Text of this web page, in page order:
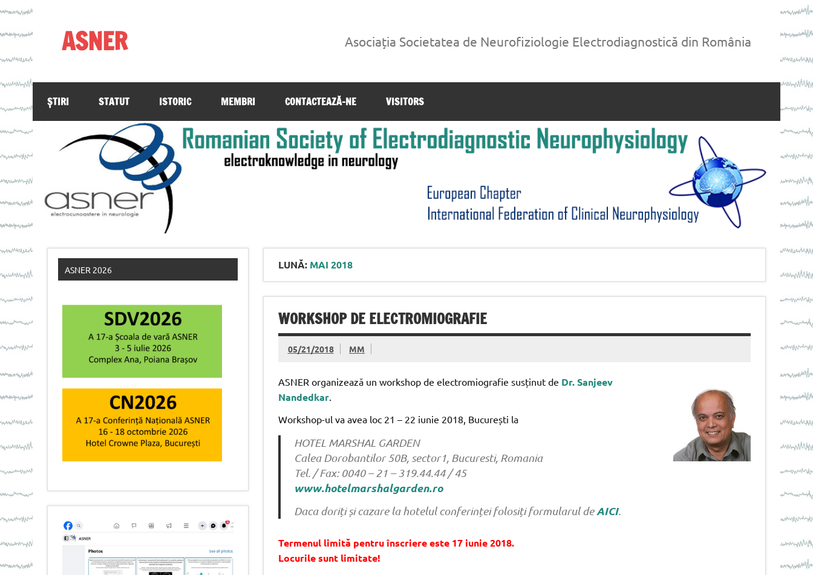
to
ASNER Asociația Societatea de Neurofiziologie Electrodiagnostică din România
ȘTIRI STATUT ISTORIC MEMBRI CONTACTEAZĂ-NE VISITORS
LUNĂ: MAI 2018
WORKSHOP DE ELECTROMIOGRAFIE
05/21/2018 MM
ASNER organizează un workshop de electromiografie susținut de Dr. Sanjeev
Nandedkar.
Workshop-ul va avea loc 21 – 22 iunie 2018, București la
HOTEL MARSHAL GARDEN
Calea Dorobantilor 50B, sector1, Bucuresti, Romania
Tel. / Fax: 0040 – 21 – 319.44.44 / 45
www.hotelmarshalgarden.ro
Daca doriți și cazare la hotelul conferinței folosiți formularul deAICI.
Termenul limită pentru înscriere este 17 iunie 2018.
Locurile sunt limitate!
ASNER 2026